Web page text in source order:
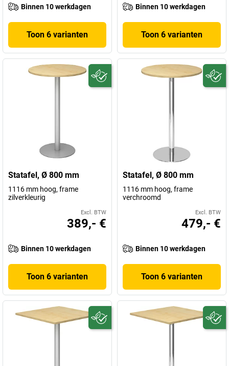
Binnen 10 werkdagen
Toon 6 varianten
Binnen 10 werkdagen
Toon 6 varianten
Statafel, Ø 800 mm
1116 mm hoog, frame
zilverkleurig
Excl. BTW
389,- €
Binnen 10 werkdagen
Toon 6 varianten
Statafel, Ø 800 mm
1116 mm hoog, frame
verchroomd
Excl. BTW
479,- €
Binnen 10 werkdagen
Toon 6 varianten